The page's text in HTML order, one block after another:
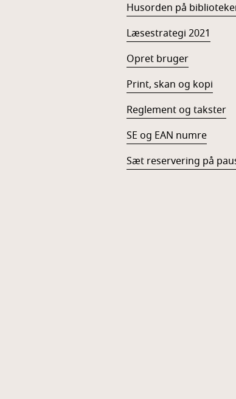
Husorden på
Læsestrategi 2021
Opret bruger
Print, skan og kopi
Reglement og takster
SE og EAN numre
Sæt reservering på